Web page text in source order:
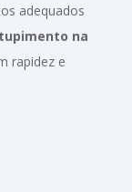
adequados
na
rapidez e